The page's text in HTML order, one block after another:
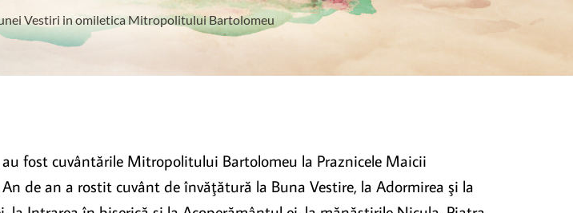
Vestiri in omiletica Mitropolitului Bartolomeu
fost cuvântările Mitropolitului Bartolomeu la Praznicele Maicii
de an a rostit cuvânt de învăţătură la Buna Vestire, la Adormirea şi la